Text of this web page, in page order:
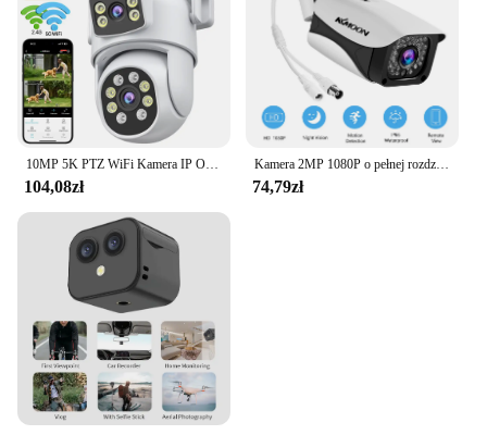
10MP 5K PTZ WiFi Kamera IP Ochrona bezpieczeństwa Podwójny obiektyw Kolorowy noktowizor Automatyczne śledzenie Kamera monitorująca CCTV O-KAM Pro
104,08zł
Kamera 2MP 1080P o pełnej rozdzielczości zewnętrzna/wewnętrzna noktowizor na podczerwień odporny na warunki atmosferyczne nadzór CCTV z kamerą System NTSC
74,79zł